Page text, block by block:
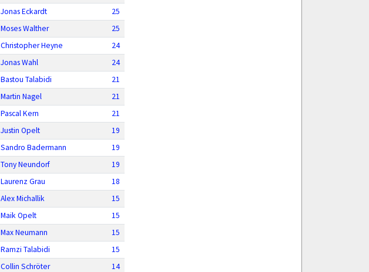
Jonas Eckardt
25
Moses Walther
25
Christopher Heyne
24
Jonas Wahl
24
Bastou Talabidi
21
Martin Nagel
21
Pascal Kern
21
Justin Opelt
19
Sandro Badermann
19
Tony Neundorf
19
Laurenz Grau
18
Alex Michallik
15
Maik Opelt
15
Max Neumann
15
Ramzi Talabidi
15
Collin Schröter
14